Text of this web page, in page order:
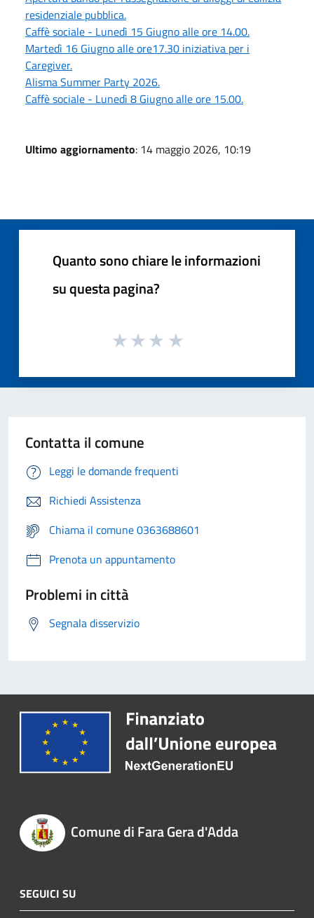
residenziale pubblica.
Caffè sociale - Lunedì 15 Giugno alle ore 14.00.
Martedì 16 Giugno alle ore17.30 iniziativa per i
Caregiver.
Alisma Summer Party 2026.
Caffè sociale - Lunedì 8 Giugno alle ore 15.00.
Ultimo aggiornamento: 14 maggio 2026, 10:19
Quanto sono chiare le informazioni
su questa pagina?
Contatta il comune
Leggi le domande frequenti
Richiedi Assistenza
Chiama il comune 0363688601
Prenota un appuntamento
Problemi in città
Segnala disservizio
Comune di Fara Gera d'Adda
SEGUICI SU